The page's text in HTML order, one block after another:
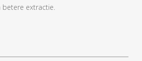
extractie.